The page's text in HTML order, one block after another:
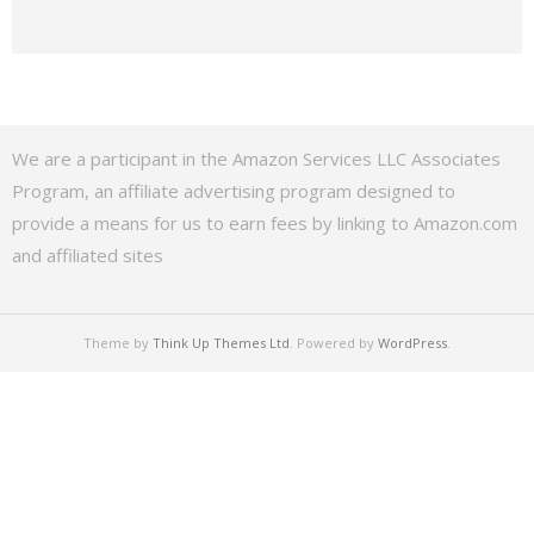
We are a participant in the Amazon Services LLC Associates
Program, an affiliate advertising program designed to
provide a means for us to earn fees by linking to Amazon.com
and affiliated sites
Theme by Think Up Themes Ltd. Powered by WordPress.